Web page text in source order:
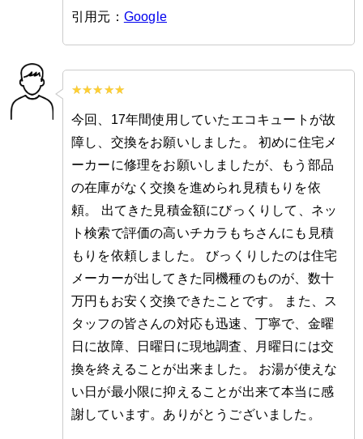
引用元： Google
今回、17年間使用していたエコキュートが故
障し、交換をお願いしました。 初めに住宅メ
ーカーに修理をお願いしましたが、もう部品
の在庫がなく交換を進められ見積もりを依
頼。 出てきた見積金額にびっくりして、ネッ
ト検索で評価の高いチカラもちさんにも見積
もりを依頼しました。 びっくりしたのは住宅
メーカーが出してきた同機種のものが、数十
万円もお安く交換できたことです。 また、ス
タッフの皆さんの対応も迅速、丁寧で、金曜
日に故障、日曜日に現地調査、月曜日には交
換を終えることが出来ました。 お湯が使えな
い日が最小限に抑えることが出来て本当に感
謝しています。ありがとうございました。